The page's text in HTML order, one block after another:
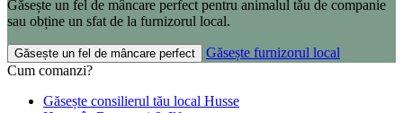
Găsește un fel de mâncare perfect pentru animalul tău de companie
sau obține un sfat de la furnizorul local.
Găsește un fel de mâncare perfect
Găsește furnizorul local
Cum comanzi?
Găsește consilierul tău local Husse